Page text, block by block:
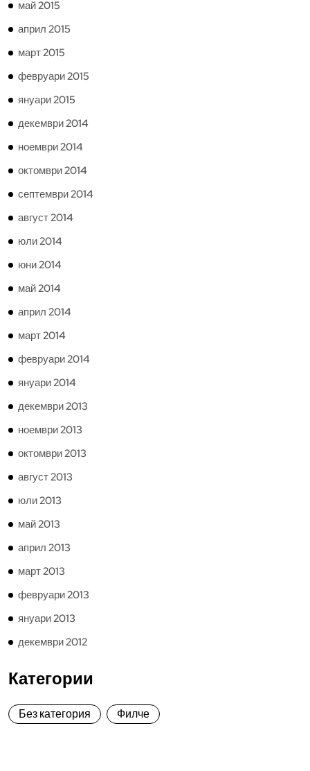
май 2015
април 2015
март 2015
февруари 2015
януари 2015
декември 2014
ноември 2014
октомври 2014
септември 2014
август 2014
юли 2014
юни 2014
май 2014
април 2014
март 2014
февруари 2014
януари 2014
декември 2013
ноември 2013
октомври 2013
август 2013
юли 2013
май 2013
април 2013
март 2013
февруари 2013
януари 2013
декември 2012
Категории
Без категория Филче